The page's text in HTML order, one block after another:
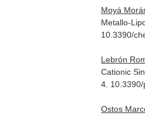
Moyá
Metallo-
10.3390/
Lebrón
Cationic
4.
Ostos